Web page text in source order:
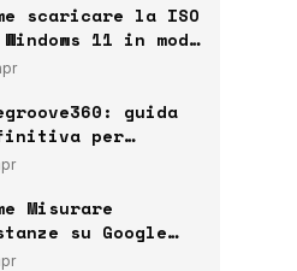
scaricare la ISO
11 in modo
dal sito
Microsoft
guida
per
uno dei
add-on
per Kodi
Misurare
su Google
Guida Nerd